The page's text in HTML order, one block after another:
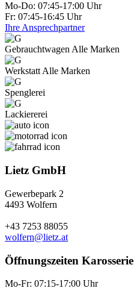
Mo-Do: 07:45-17:00 Uhr
Fr: 07:45-16:45 Uhr
Ihre Ansprechpartner
Gebraucht­wagen Alle Marken
Werkstatt Alle Marken
Spenglerei
Lackiererei
Lietz GmbH
Gewerbepark 2
4493 Wolfern
+43 7253 88055
wolfern@lietz.at
Öffnungszeiten Karosserie
Mo-Fr: 07:15-17:00 Uhr